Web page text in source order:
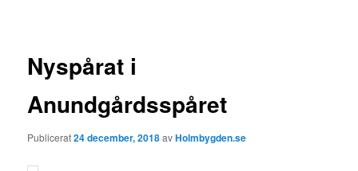
Nyspårat i
Anundgårdsspåret
Publicerat24 december, 2018avHolmbygden.se